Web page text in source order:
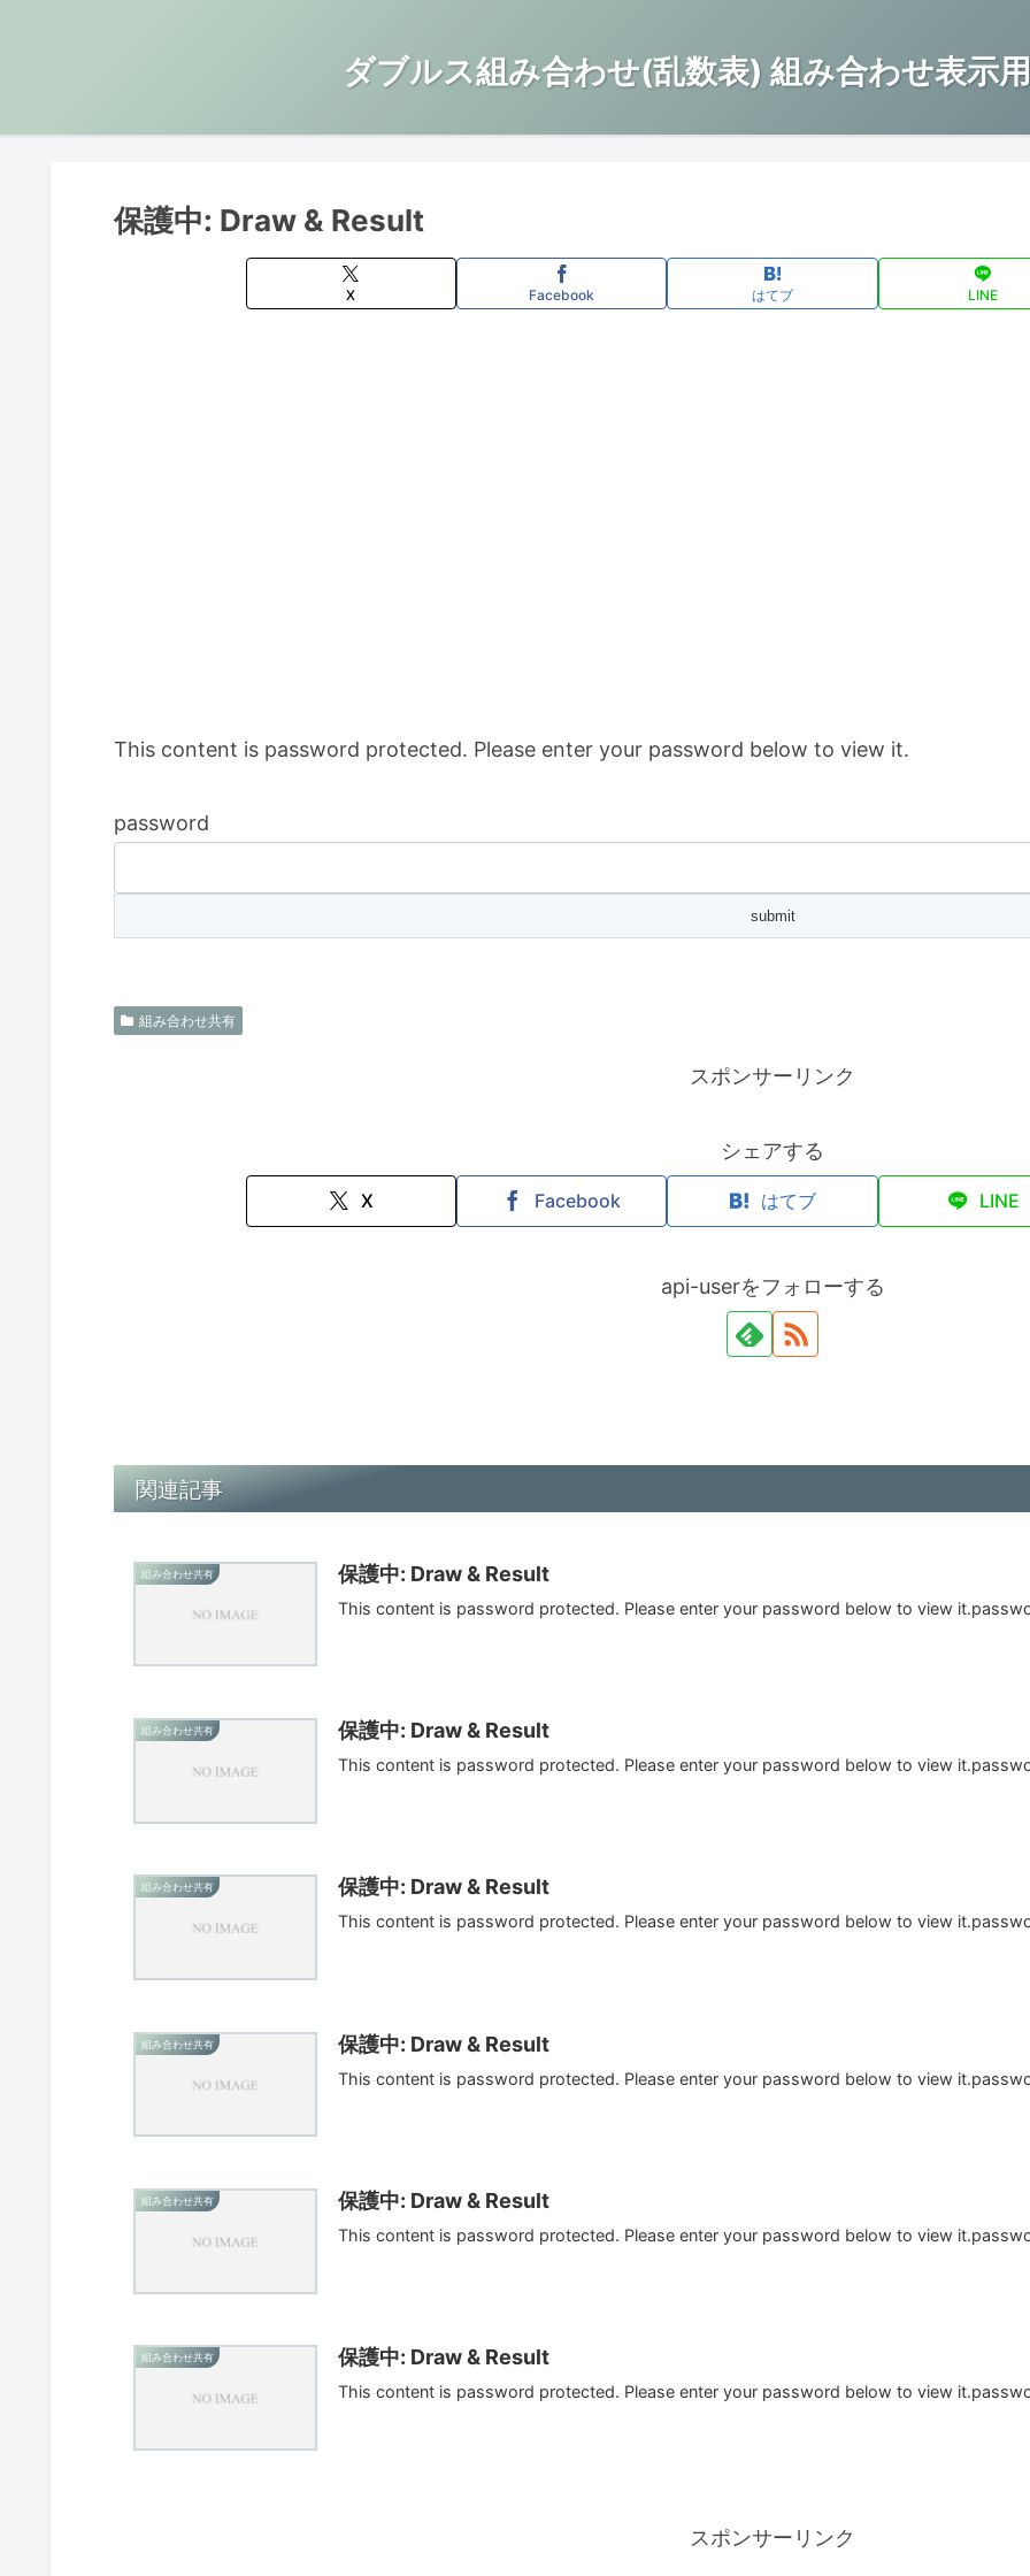
ダブルス組み合わせ(乱数表) 組み合わせ表示
保護中: Draw & Result
X Facebook はてブ LINE
This content is password protected. Please enter your password below to view it.
password
組み合わせ共有
スポンサーリンク
シェアする
X Facebook はてブ LINE
api-userをフォローする
関連記事
組み合わせ共有 保護中: Draw & Result
This content is password protected. Please enter your password below to view
組み合わせ共有 保護中: Draw & Result
This content is password protected. Please enter your password below to view
組み合わせ共有 保護中: Draw & Result
This content is password protected. Please enter your password below to view
組み合わせ共有 保護中: Draw & Result
This content is password protected. Please enter your password below to view
組み合わせ共有 保護中: Draw & Result
This content is password protected. Please enter your password below to view
組み合わせ共有 保護中: Draw & Result
This content is password protected. Please enter your password below to view
スポンサーリンク